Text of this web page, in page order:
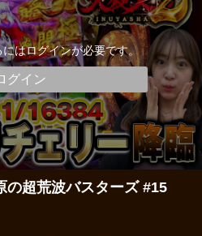
はログインが必要です。
グイン
の超荒波バスターズ #15